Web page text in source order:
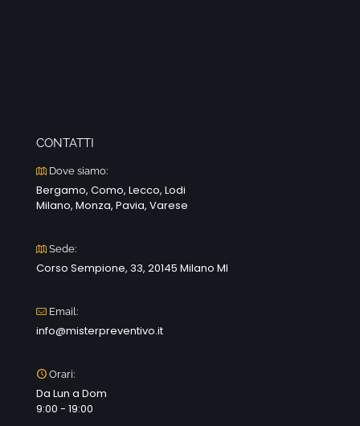
CONTATTI
Dove siamo:
Bergamo, Como, Lecco, Lodi
Milano, Monza, Pavia, Varese
Sede:
Corso Sempione, 33, 20145 Milano MI
Email:
info@misterpreventivo.it
Orari:
Da Lun a Dom
9:00 - 19:00